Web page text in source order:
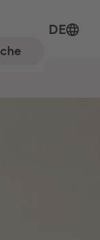
DE